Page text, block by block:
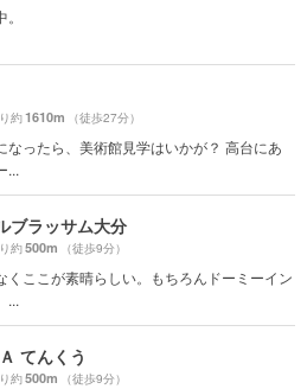
約1610m （徒歩27分）
なったら、美術館見学はいかが？ 高台にあ
...
ブラッサム大分
約500m （徒歩9分）
くここが素晴らしい。もちろんドーミーイン
...
てんくう
約500m （徒歩9分）